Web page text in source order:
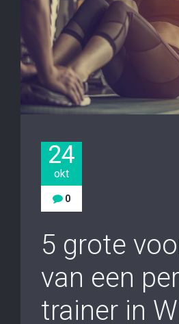
24
okt
0
5 grote
van een
trainer in